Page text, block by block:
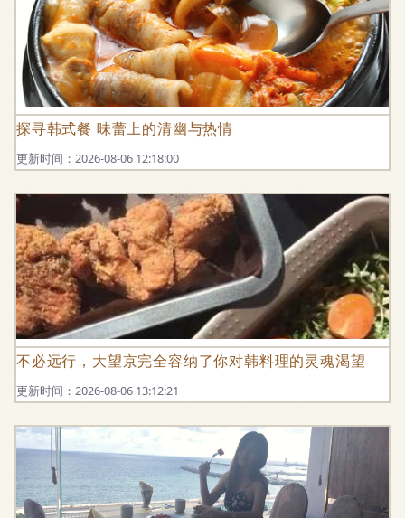
探寻韩式餐 味蕾上的清幽与热情
更新时间：2026-08-06 12:18:00
不必远行，大望京完全容纳了你对韩料理的灵魂渴望
更新时间：2026-08-06 13:12:21